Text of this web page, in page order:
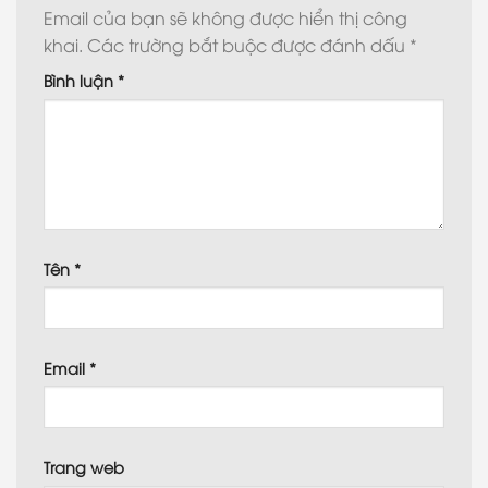
Email của bạn sẽ không được hiển thị công
khai. Các trường bắt buộc được đánh dấu *
Bình luận *
Tên *
Email *
Trang web